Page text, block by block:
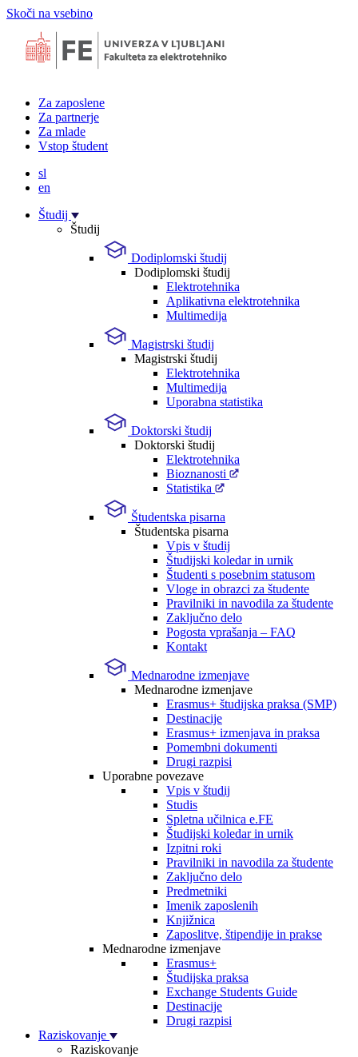
Skoči na vsebino
Za zaposlene
Za partnerje
Za mlade
Vstop študent
sl
en
Študij
Študij
Dodiplomski študij
Dodiplomski študij
Elektrotehnika
Aplikativna elektrotehnika
Multimedija
Magistrski študij
Magistrski študij
Elektrotehnika
Multimedija
Uporabna statistika
Doktorski študij
Doktorski študij
Elektrotehnika
Bioznanosti
Statistika
Študentska pisarna
Študentska pisarna
Vpis v študij
Študijski koledar in urnik
Študenti s posebnim statusom
Vloge in obrazci za študente
Pravilniki in navodila za študente
Zaključno delo
Pogosta vprašanja – FAQ
Kontakt
Mednarodne izmenjave
Mednarodne izmenjave
Erasmus+ študijska praksa (SMP)
Destinacije
Erasmus+ izmenjava in praksa
Pomembni dokumenti
Drugi razpisi
Uporabne povezave
Vpis v študij
Studis
Spletna učilnica e.FE
Študijski koledar in urnik
Izpitni roki
Pravilniki in navodila za študente
Zaključno delo
Predmetniki
Imenik zaposlenih
Knjižnica
Zaposlitve, štipendije in prakse
Mednarodne izmenjave
Erasmus+
Študijska praksa
Exchange Students Guide
Destinacije
Drugi razpisi
Raziskovanje
Raziskovanje